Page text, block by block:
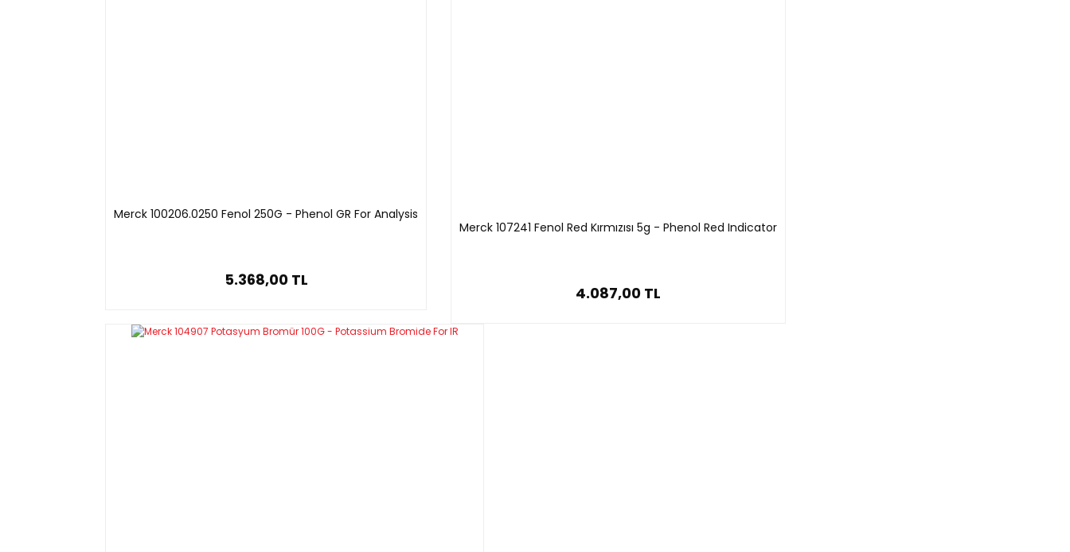
Merck 100206.0250 Fenol 250G - Phenol GR For Analysis
5.368,00 TL
Merck 107241 Fenol Red Kırmızısı 5g - Phenol Red Indicator
4.087,00 TL